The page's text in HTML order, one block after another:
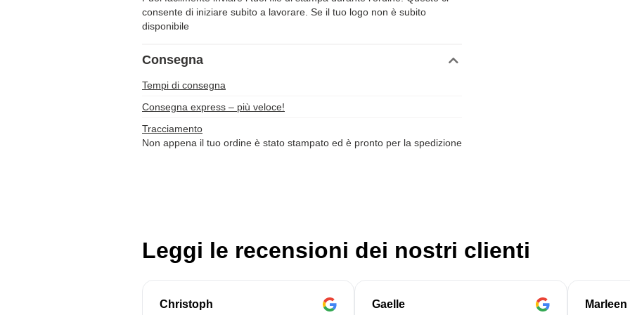
consente di iniziare subito a lavorare. Se il tuo logo non è subito
disponibile
Consegna
Tempi di consegna
Consegna express – più veloce!
Tracciamento
Non appena il tuo ordine è stato stampato ed è pronto per la spedizione
Leggi le recensioni dei nostri clienti
Christoph Gaelle Marleen